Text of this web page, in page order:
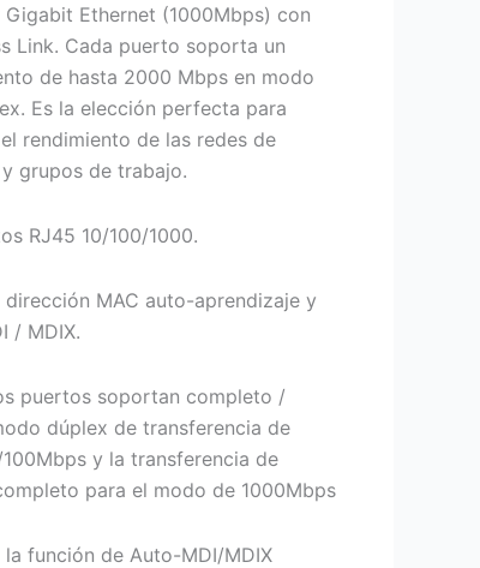
Gigabit Ethernet (1000Mbps) con
Link. Cada puerto soporta un
de hasta 2000 Mbps en modo
Es la elección perfecta para
rendimiento de las redes de
grupos de trabajo.
RJ45 10/100/1000.
MAC auto-aprendizaje y
/ MDIX.
puertos soportan completo /
dúplex de transferencia de
y la transferencia de
para el modo de 1000Mbps
función de Auto-MDI/MDIX